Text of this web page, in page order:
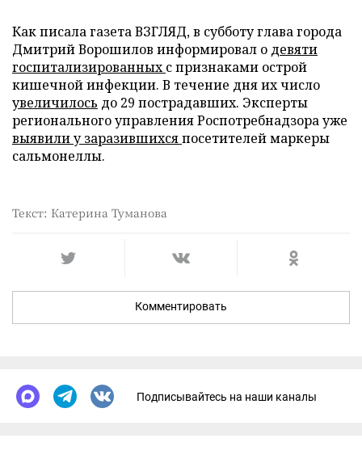
Как писала газета ВЗГЛЯД, в субботу глава города
Дмитрий Ворошилов информировал о девяти
госпитализированныхс признаками острой
кишечной инфекции. В течение дня их число
увеличилось до 29 пострадавших. Эксперты
регионального управления Роспотребнадзора уже
выявили у заразившихсяпосетителей маркеры
сальмонеллы.
Текст: Катерина Туманова
Комментировать
Подписывайтесь на наши каналы